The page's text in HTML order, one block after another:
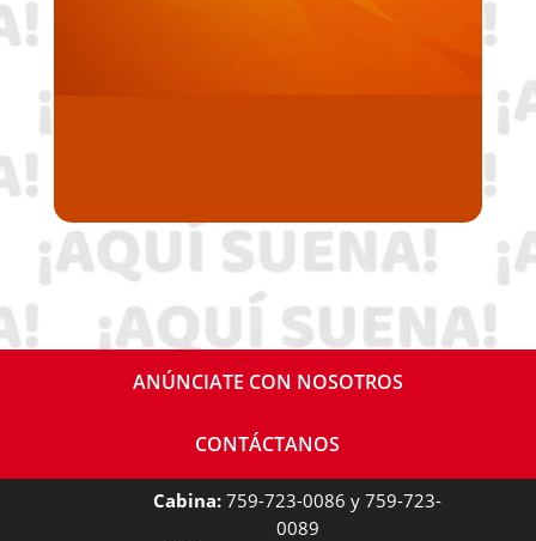
ANÚNCIATE CON NOSOTROS
CONTÁCTANOS
Cabina: 759-723-0086 y 759-723-
0089